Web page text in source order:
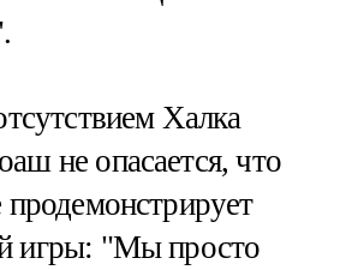
Халка
не опасается, что
игры: "Мы просто